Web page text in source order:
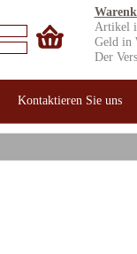
Kontaktieren Sie uns
Artikel
Geld in
Der